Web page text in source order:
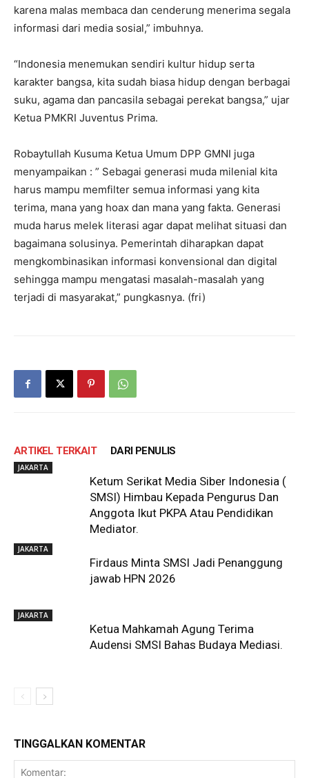
karena malas membaca dan cenderung menerima segala
informasi dari media sosial,” imbuhnya.
“Indonesia menemukan sendiri kultur hidup serta
karakter bangsa, kita sudah biasa hidup dengan berbagai
suku, agama dan pancasila sebagai perekat bangsa,” ujar
Ketua PMKRI Juventus Prima.
Robaytullah Kusuma Ketua Umum DPP GMNI juga
menyampaikan : ” Sebagai generasi muda milenial kita
harus mampu memfilter semua informasi yang kita
terima, mana yang hoax dan mana yang fakta. Generasi
muda harus melek literasi agar dapat melihat situasi dan
bagaimana solusinya. Pemerintah diharapkan dapat
mengkombinasikan informasi konvensional dan digital
sehingga mampu mengatasi masalah-masalah yang
terjadi di masyarakat,” pungkasnya. (fri)
ARTIKEL TERKAIT DARI PENULIS
JAKARTA
Ketum Serikat Media Siber Indonesia (
SMSI) Himbau Kepada Pengurus Dan
Anggota Ikut PKPA Atau Pendidikan
Mediator.
JAKARTA
Firdaus Minta SMSI Jadi Penanggung
jawab HPN 2026
JAKARTA
Ketua Mahkamah Agung Terima
Audensi SMSI Bahas Budaya Mediasi.
TINGGALKAN KOMENTAR